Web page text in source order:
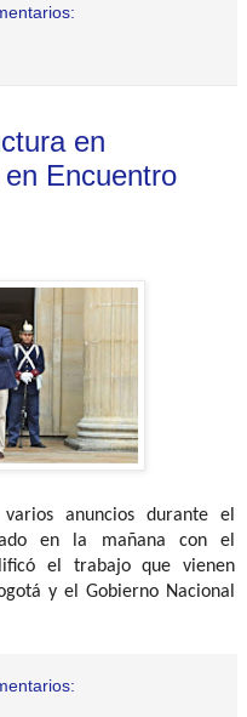
en
Encuentro
anuncios durante el
en la mañana con el
el trabajo que vienen
y el Gobierno Nacional